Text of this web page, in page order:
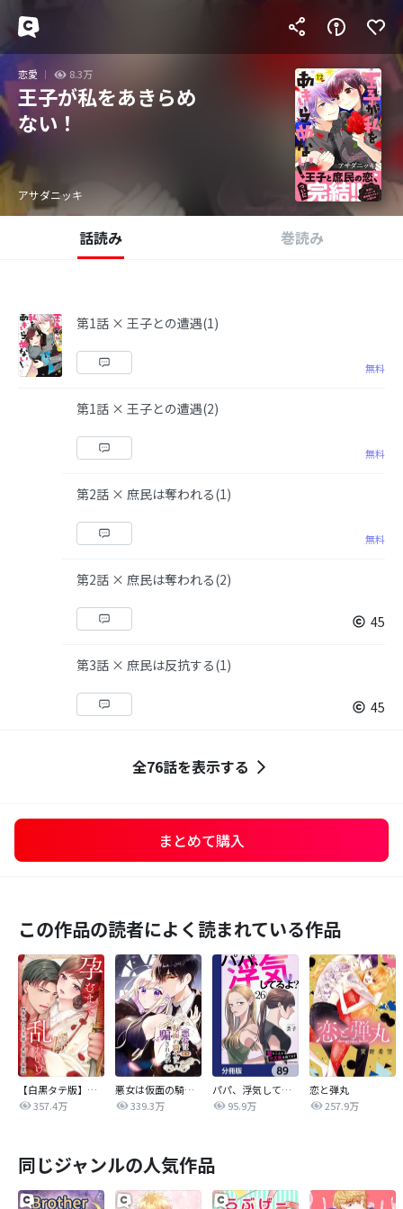
恋愛 8.3万
王子が私をあきらめ
ない！
アサダニッキ
話読み 巻読み
第1話 × 王子との遭遇(1)
無料
第1話 × 王子との遭遇(2)
無料
第2話 × 庶民は奪われる(1)
無料
第2話 × 庶民は奪われる(2)
45
第3話 × 庶民は反抗する(1)
45
全76話を表示する
まとめて購入
この作品の読者によく読まれている作品
【白黒タテ版】孕むまで乱れいけ～身代わり花嫁と軍服の猛愛
357.4万
悪女は仮面の騎士に騙されない
339.3万
パパ、浮気してるよ？娘と二人でクズ夫を捨てます【分冊版】
95.9万
恋と弾丸
257.9万
同じジャンルの人気作品